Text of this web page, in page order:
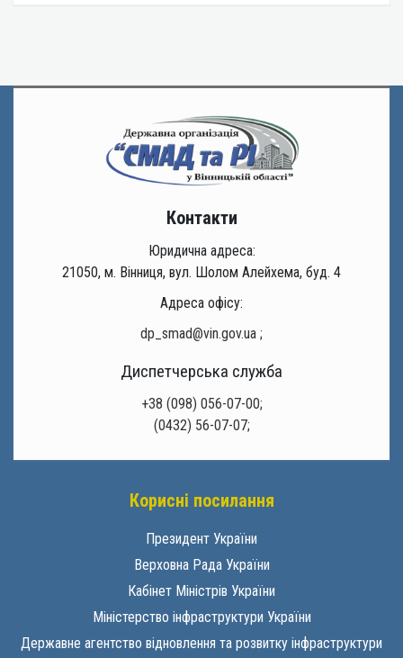
Контакти
Юридична адреса:
21050, м. Вінниця, вул. Шолом Алейхема, буд. 4
Адреса офісу:
dp_smad@vin.gov.ua ;
Диспетчерська служба
+38 (098) 056-07-00;
(0432) 56-07-07;
Корисні посилання
Президент України
Верховна Рада України
Кабінет Міністрів України
Міністерство інфраструктури України
Державне агентство відновлення та розвитку інфраструктури